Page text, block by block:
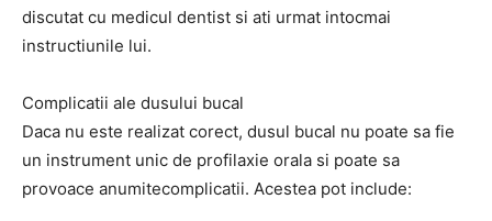
discutat cu medicul dentist si ati urmat intocmai
instructiunile lui.
Complicatii ale dusului bucal
Daca nu este realizat corect, dusul bucal nu poate sa fie
un instrument unic de profilaxie orala si poate sa
provoace anumitecomplicatii. Acestea pot include: